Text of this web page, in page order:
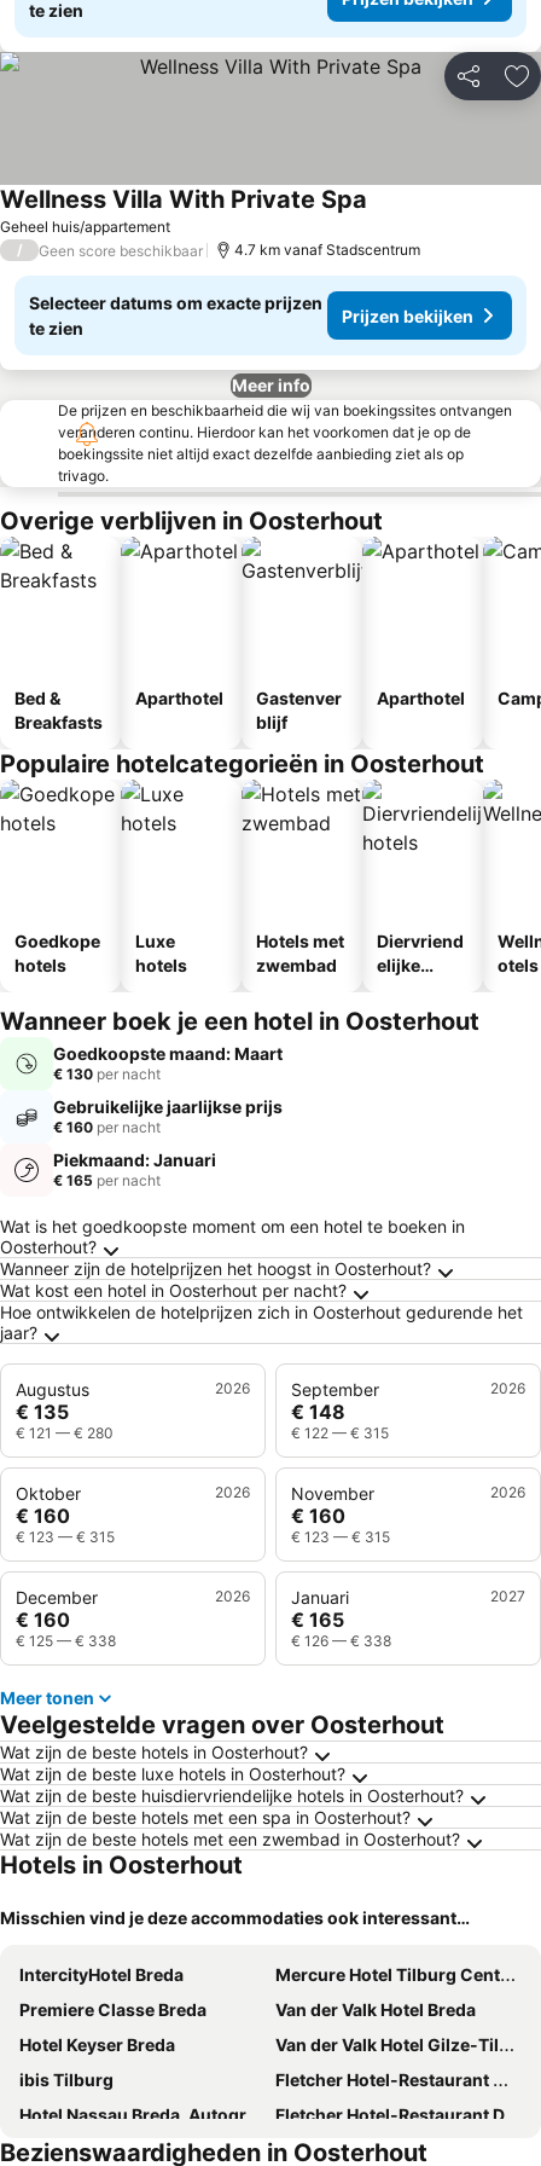
te zien
Delen
Geheel huis/appartement
Wellness Villa With Private Spa
/ Geen score beschikbaar 4.7 km vanaf Stadscentrum
Selecteer datums om exacte prijzen
te zien
Prijzen bekijken
Meer info
De prijzen en beschikbaarheid die wij van boekingssites ontvangen
veranderen continu. Hierdoor kan het voorkomen dat je op de
boekingssite niet altijd exact dezelfde aanbieding ziet als op
trivago.
Overige verblijven in Oosterhout
Bed &
Breakfasts
Aparthotel
Gastenver
blijf
Aparthotel
Populaire hotelcategorieën in Oosterhout
Goedkope
hotels
Luxe
hotels
Hotels met
zwembad
Diervriend
elijke
otels
Wanneer boek je een hotel in Oosterhout
Goedkoopste maand: Maart
€ 130 per nacht
Gebruikelijke jaarlijkse prijs
€ 160 per nacht
Piekmaand: Januari
€ 165 per nacht
Veelgestelde vragen over Oosterhout
Wat is het goedkoopste moment om een hotel te boeken in
Oosterhout?
Wanneer zijn de hotelprijzen het hoogst in Oosterhout?
Wat kost een hotel in Oosterhout per nacht?
Hoe ontwikkelen de hotelprijzen zich in Oosterhout gedurende het
jaar?
Augustus 2026
€ 135
€ 121 — € 280
September 2026
€ 148
€ 122 — € 315
Oktober 2026
€ 160
€ 123 — € 315
November 2026
€ 160
€ 123 — € 315
December 2026
€ 160
€ 125 — € 338
Januari 2027
€ 165
€ 126 — € 338
Meer tonen
Veelgestelde vragen over Oosterhout
Wat zijn de beste hotels in Oosterhout?
Wat zijn de beste luxe hotels in Oosterhout?
Wat zijn de beste huisdiervriendelijke hotels in Oosterhout?
Wat zijn de beste hotels met een spa in Oosterhout?
Wat zijn de beste hotels met een zwembad in Oosterhout?
Hotels in Oosterhout
Misschien vind je deze accommodaties ook interessant…
IntercityHotel Breda
Mercure Hotel Tilburg Centrum
Premiere Classe Breda
Van der Valk Hotel Breda
Hotel Keyser Breda
Van der Valk Hotel Gilze-Tilburg
ibis Tilburg
Fletcher Hotel-Restaurant Waalwijk
Hotel Nassau Breda, Autograph Collection
Fletcher Hotel-Restaurant De Korenbeurs
Campanile Hotel & Restaurant Breda
Fletcher Wellness-Hotel Trivium
Bezienswaardigheden in Oosterhout